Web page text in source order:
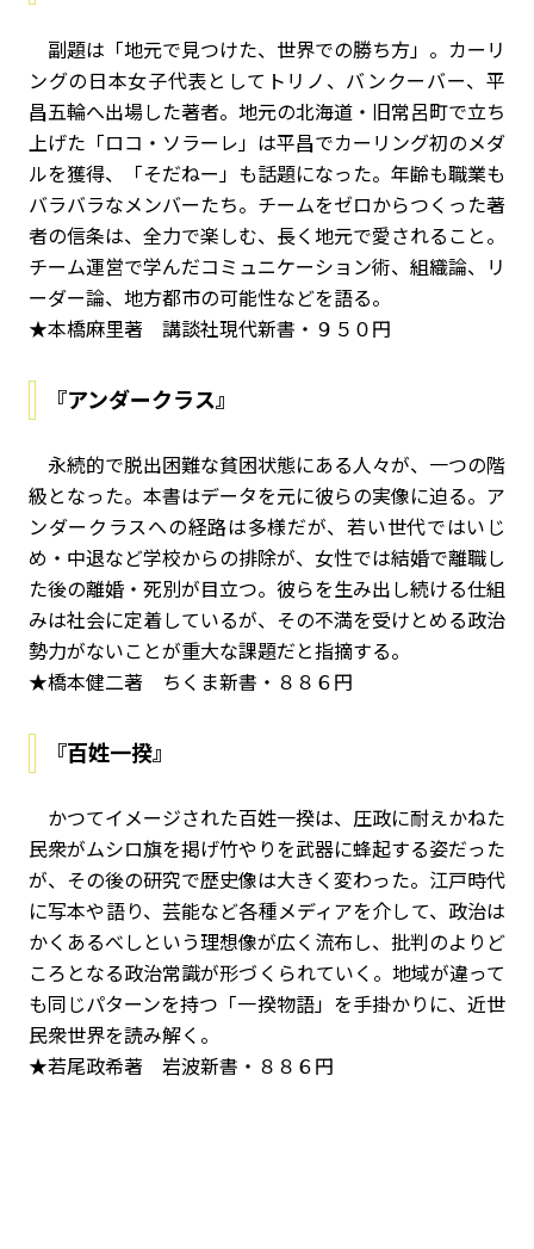
副題は「地元で見つけた、世界での勝ち方」。カーリ
ングの日本女子代表としてトリノ、バンクーバー、平
昌五輪へ出場した著者。地元の北海道・旧常呂町で立ち
上げた「ロコ・ソラーレ」は平昌でカーリング初のメダ
ルを獲得、「そだねー」も話題になった。年齢も職業も
バラバラなメンバーたち。チームをゼロからつくった著
者の信条は、全力で楽しむ、長く地元で愛されること。
チーム運営で学んだコミュニケーション術、組織論、リ
ーダー論、地方都市の可能性などを語る。
★本橋麻里著 講談社現代新書・９５０円
『アンダークラス』
永続的で脱出困難な貧困状態にある人々が、一つの階
級となった。本書はデータを元に彼らの実像に迫る。ア
ンダークラスへの経路は多様だが、若い世代ではいじ
め・中退など学校からの排除が、女性では結婚で離職し
た後の離婚・死別が目立つ。彼らを生み出し続ける仕組
みは社会に定着しているが、その不満を受けとめる政治
勢力がないことが重大な課題だと指摘する。
★橋本健二著 ちくま新書・８８６円
『百姓一揆』
かつてイメージされた百姓一揆は、圧政に耐えかねた
民衆がムシロ旗を掲げ竹やりを武器に蜂起する姿だった
が、その後の研究で歴史像は大きく変わった。江戸時代
に写本や語り、芸能など各種メディアを介して、政治は
かくあるべしという理想像が広く流布し、批判のよりど
ころとなる政治常識が形づくられていく。地域が違って
も同じパターンを持つ「一揆物語」を手掛かりに、近世
民衆世界を読み解く。
★若尾政希著 岩波新書・８８６円